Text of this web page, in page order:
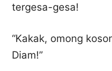
tergesa-gesa!
“Kakak, omong
Diam!”